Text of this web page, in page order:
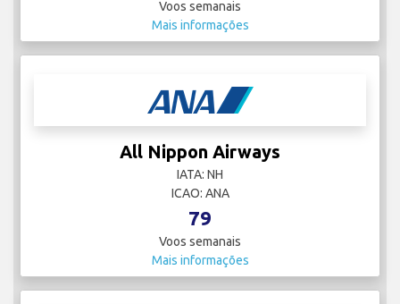
Voos semanais
Mais informações
All Nippon Airways
IATA: NH
ICAO: ANA
79
Voos semanais
Mais informações